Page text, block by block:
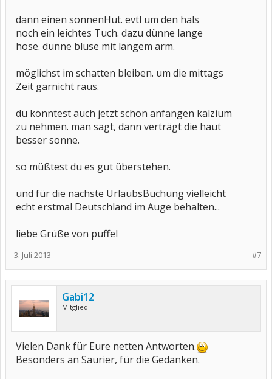
dann einen sonnenHut. evtl um den hals
noch ein leichtes Tuch. dazu dünne lange
hose. dünne bluse mit langem arm.
möglichst im schatten bleiben. um die mittags
Zeit garnicht raus.
du könntest auch jetzt schon anfangen kalzium
zu nehmen. man sagt, dann verträgt die haut
besser sonne.
so müßtest du es gut überstehen.
und für die nächste UrlaubsBuchung vielleicht
echt erstmal Deutschland im Auge behalten...
liebe Grüße von puffel
#7
3. Juli 2013
Gabi12
Mitglied
Vielen Dank für Eure netten Antworten.
Besonders an Saurier, für die Gedanken.